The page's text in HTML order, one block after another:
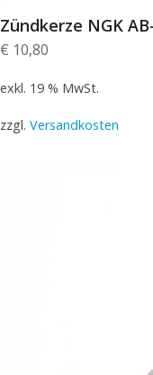
Zündkerze NGK
€ 10,80
exkl. 19 % MwSt.
zzgl. Versandkosten